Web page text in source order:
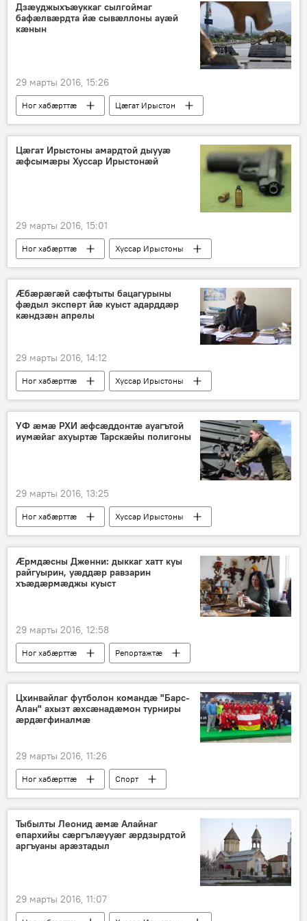
Дзæуджыхъæуккаг сылгоймаг
бафæлвæрдта йæ сывæллоны ауæй
кæнын
29 марты 2016, 15:26
Ног хабӕрттӕ Цӕгат Ирыстон
Цæгат Ирыстоны амардтой дыууæ
æфсымæры Хуссар Ирыстонæй
29 марты 2016, 15:01
Ног хабӕрттӕ Хуссар Ирыстоны
Ӕбæрæгæй сæфтыты бацагурыны
фӕдыл эксперт йæ куыст адарддæр
кæндзæн апрелы
29 марты 2016, 14:12
Ног хабӕрттӕ Хуссар Ирыстоны
УФ æмæ РХИ æфсæддонтӕ ауагътой
иумæйаг ахуыртæ Тарскæйы полигоны
29 марты 2016, 13:25
Ног хабӕрттӕ Хуссар Ирыстоны
Ӕрмдӕсны Дженни: дыккаг хатт куы
райгуырин, уӕддӕр равзарин
хъӕдӕрмӕджы куыст
29 марты 2016, 12:58
Ног хабӕрттӕ Репортажтӕ
Цхинвайлаг футболон командӕ "Барс-
Алан" ахызт ӕхсӕнадӕмон турниры
ӕрдӕгфиналмӕ
29 марты 2016, 11:26
Ног хабӕрттӕ Спорт
Тыбылты Леонид æмæ Алайнаг
епархийы сæргълæууæг æрдзырдтой
аргъуаны арæзтадыл
29 марты 2016, 11:07